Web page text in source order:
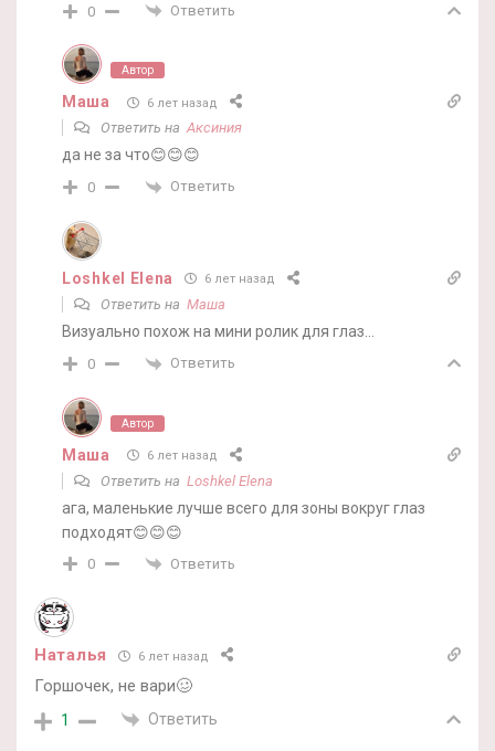
0 Ответить
Автор
Маша 6 лет назад
Ответить наАксиния
да не за что😊😊😊
0 Ответить
Loshkel Elena 6 лет назад
Ответить на Маша
Визуально похож на мини ролик для глаз…
0 Ответить
Автор
Маша 6 лет назад
Ответить на Loshkel Elena
ага, маленькие лучше всего для зоны вокруг глаз
подходят😊😊😊
0 Ответить
Наталья 6 лет назад
Горшочек, не вари🥴
1 Ответить